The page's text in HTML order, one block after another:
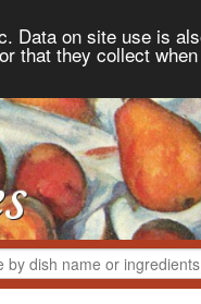
Data on site use is
that they collect